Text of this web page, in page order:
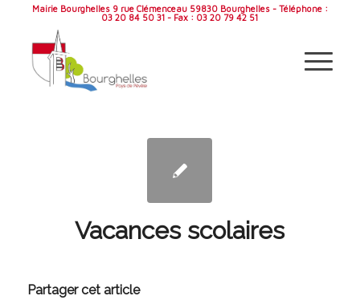
Mairie Bourghelles 9 rue Clémenceau 59830 Bourghelles - Téléphone :
03 20 84 50 31 - Fax : 03 20 79 42 51
Vacances scolaires
Partager cet article